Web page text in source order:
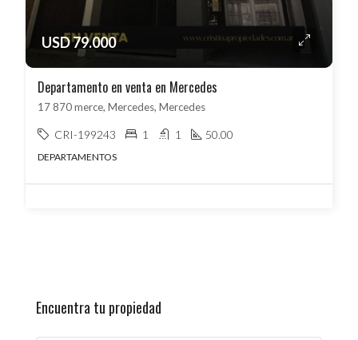
USD 79.000
Departamento en venta en Mercedes
17 870 merce, Mercedes, Mercedes
CRI-199243 1 1 50.00
DEPARTAMENTOS
Encuentra tu propiedad